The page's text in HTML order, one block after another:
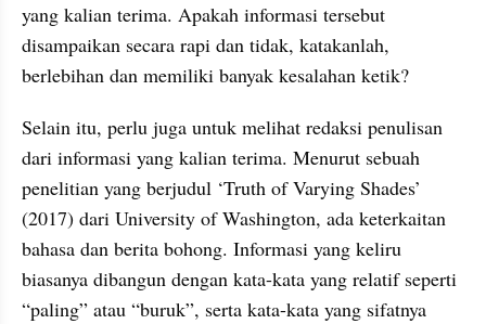
yang kalian terima. Apakah informasi tersebut
disampaikan secara rapi dan tidak, katakanlah,
berlebihan dan memiliki banyak kesalahan ketik?
Selain itu, perlu juga untuk melihat redaksi penulisan
dari informasi yang kalian terima. Menurut sebuah
penelitian yang berjudul ‘Truth of Varying Shades’
(2017) dari University of Washington, ada keterkaitan
bahasa dan berita bohong. Informasi yang keliru
biasanya dibangun dengan kata-kata yang relatif seperti
“paling” atau “buruk”, serta kata-kata yang sifatnya